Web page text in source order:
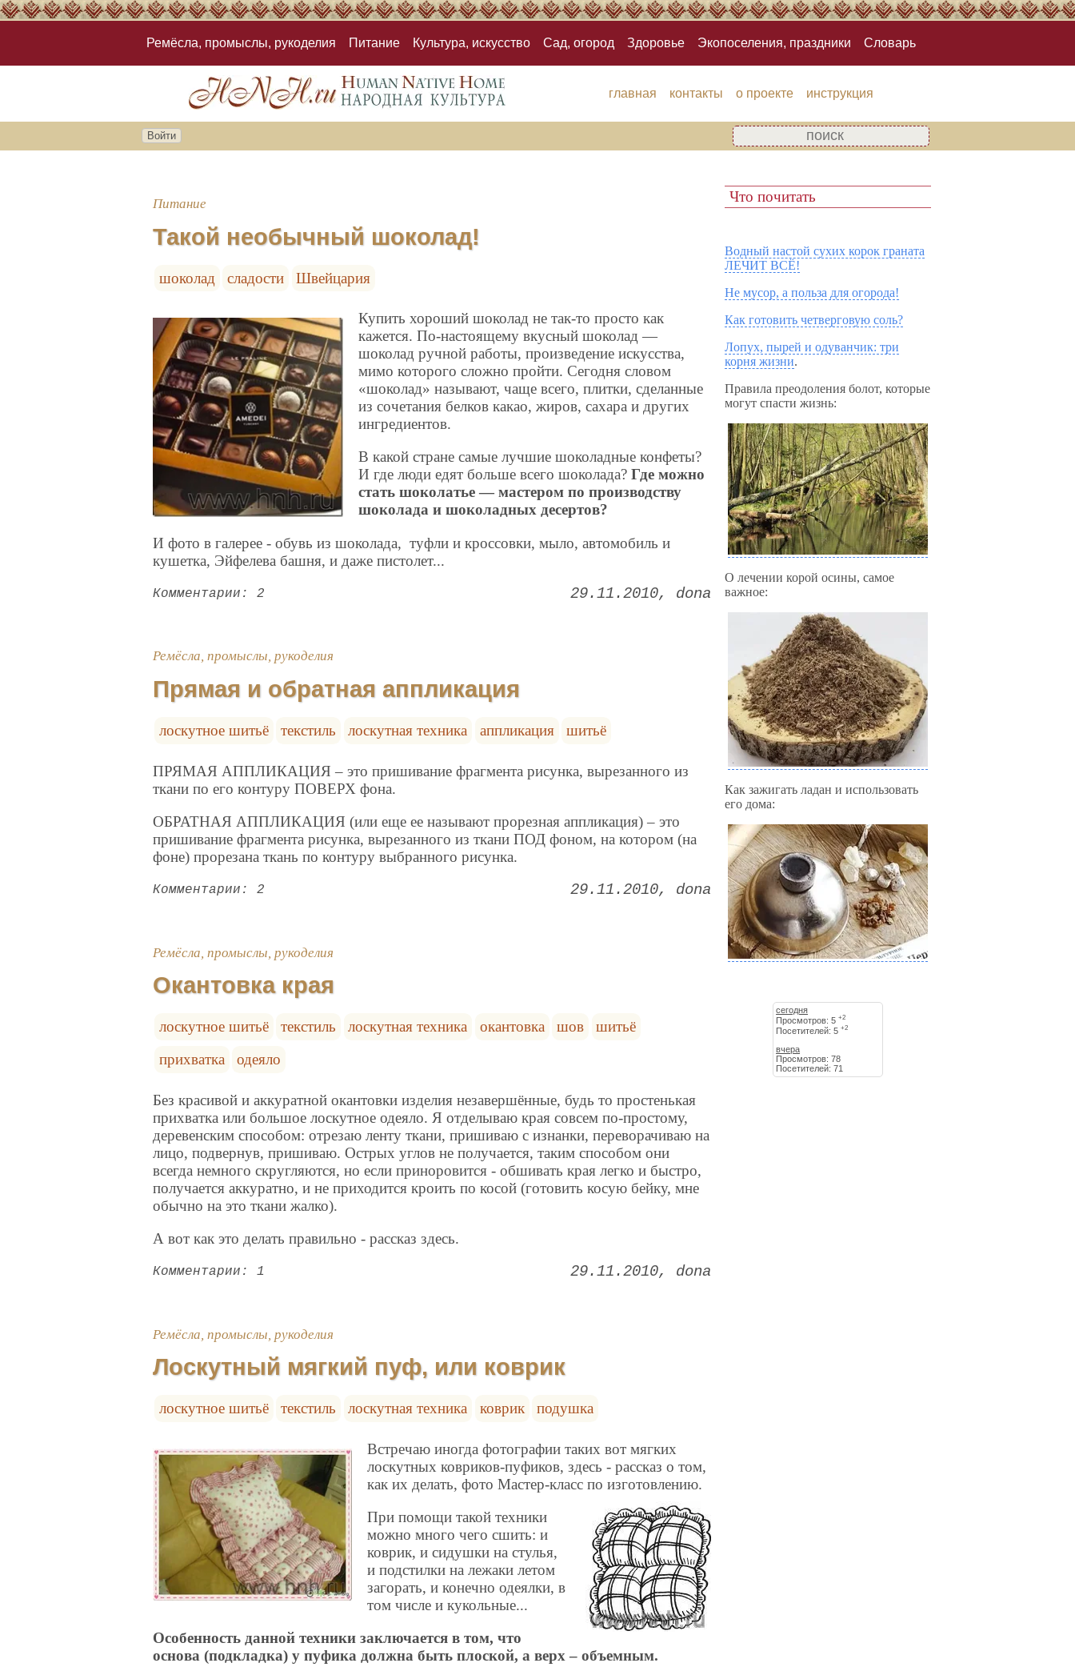
Ремёсла, промыслы, рукоделия Питание Культура, искусство Сад, огород Здоровье Экопоселения, праздники Словарь
главная контакты о проекте инструкция
Войти
Питание
Такой необычный шоколад!
шоколад сладости Швейцария
Купить хороший шоколад не так-то просто как
кажется. По-настоящему вкусный шоколад —
шоколад ручной работы, произведение искусства,
мимо которого сложно пройти. Сегодня словом
«шоколад» называют, чаще всего, плитки, сделанные
из сочетания белков какао, жиров, сахара и других
ингредиентов.
В какой стране самые лучшие шоколадные конфеты?
И где люди едят больше всего шоколада?Где можно
стать шоколатье — мастером по производству
шоколада и шоколадных десертов?
И фото в галерее - обувь из шоколада, туфли и кроссовки, мыло, автомобиль и
кушетка, Эйфелева башня, и даже пистолет...
Комментарии: 2 29.11.2010 dona
Ремёсла, промыслы, рукоделия
Прямая и обратная аппликация
лоскутное шитьё текстиль лоскутная техника аппликация шитьё
ПРЯМАЯ АППЛИКАЦИЯ – это пришивание фрагмента рисунка, вырезанного из
ткани по его контуру ПОВЕРХ фона.
ОБРАТНАЯ АППЛИКАЦИЯ (или еще ее называют прорезная аппликация) – это
пришивание фрагмента рисунка, вырезанного из ткани ПОД фоном, на котором (на
фоне) прорезана ткань по контуру выбранного рисунка.
Комментарии: 2 29.11.2010 dona
Ремёсла, промыслы, рукоделия
Окантовка края
лоскутное шитьё текстиль лоскутная техника окантовка шов
шитьё
прихватка
одеяло
Без красивой и аккуратной окантовки изделия незавершённые, будь то простенькая
прихватка или большое лоскутное одеяло. Я отделываю края совсем по-простому,
деревенским способом: отрезаю ленту ткани, пришиваю с изнанки, переворачиваю на
лицо, подвернув, пришиваю. Острых углов не получается, таким способом они
всегда немного скругляются, но если приноровится - обшивать края легко и быстро,
получается аккуратно, и не приходится кроить по косой (готовить косую бейку, мне
обычно на это ткани жалко).
А вот как это делать правильно - рассказ здесь.
Комментарии: 1 29.11.2010 dona
Ремёсла, промыслы, рукоделия
Лоскутный мягкий пуф, или коврик
лоскутное шитьё текстиль лоскутная техника коврик подушка
Встречаю иногда фотографии таких вот мягких
лоскутных ковриков-пуфиков, здесь - рассказ о том,
как их делать, фото Мастер-класс по изготовлению.
При помощи такой техники
можно много чего сшить: и
коврик, и сидушки на стулья,
и подстилки на лежаки летом
загорать, и конечно одеялки, в
том числе и кукольные...
Особенность данной техники заключается в том, что
основа (подкладка) у пуфика должна быть плоской, а верх – объемным.
Что почитать
Водный настой сухих корок граната
ЛЕЧИТ ВСЁ!
Не мусор, а польза для огорода!
Как готовить четверговую соль?
Лопух, пырей и одуванчик: три
корня жизни.
Правила преодоления болот, которые
могут спасти жизнь:
О лечении корой осины, самое
важное:
Как зажигать ладан и использовать
его дома:
сегодня
Просмотров: 5+2
Посетителей: 5+2
вчера
Просмотров: 78
Посетителей: 71